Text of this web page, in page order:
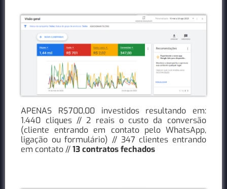
APENAS R$700,00 investidos resultando em:
1.440 cliques // 2 reais o custo da conversão
(cliente entrando em contato pelo WhatsApp,
ligação ou formulário) // 347 clientes entrando
em contato //13 contratos fechados